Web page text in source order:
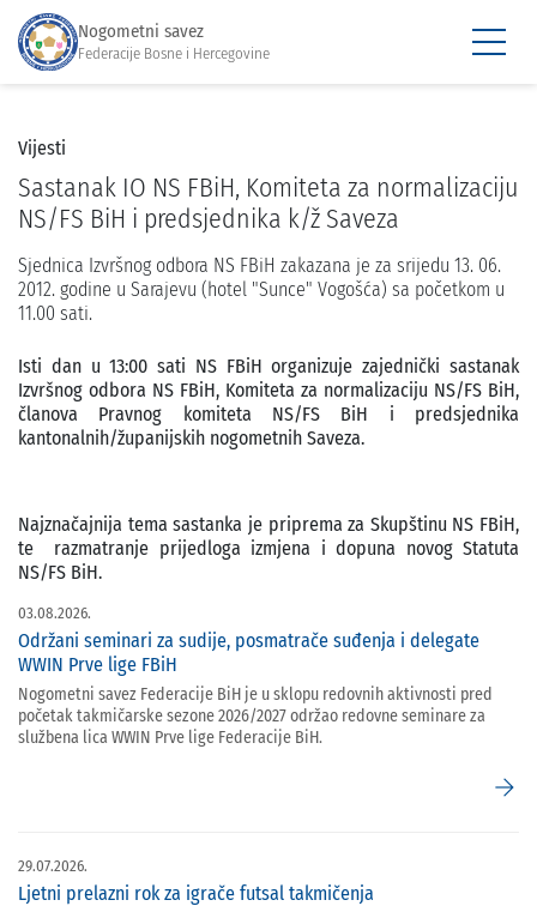
Nogometni savez
Federacije Bosne i Hercegovine
Vijesti
Sastanak IO NS FBiH, Komiteta za normalizaciju
NS/FS BiH i predsjednika k/ž Saveza
Sjednica Izvršnog odbora NS FBiH zakazana je za srijedu 13. 06.
2012. godine u Sarajevu (hotel "Sunce" Vogošća) sa početkom u
11.00 sati.
Isti dan u 13:00 sati NS FBiH organizuje zajednički sastanak
Izvršnog odbora NS FBiH, Komiteta za normalizaciju NS/FS BiH,
članova Pravnog komiteta NS/FS BiH i predsjednika
kantonalnih/županijskih nogometnih Saveza.
Najznačajnija tema sastanka je priprema za Skupštinu NS FBiH,
te razmatranje prijedloga izmjena i dopuna novog Statuta
NS/FS BiH.
03.08.2026.
Održani seminari za sudije, posmatrače suđenja i delegate
WWIN Prve lige FBiH
Nogometni savez Federacije BiH je u sklopu redovnih aktivnosti pred
početak takmičarske sezone 2026/2027 održao redovne seminare za
službena lica WWIN Prve lige Federacije BiH.
arrow_forward
29.07.2026.
Ljetni prelazni rok za igrače futsal takmičenja